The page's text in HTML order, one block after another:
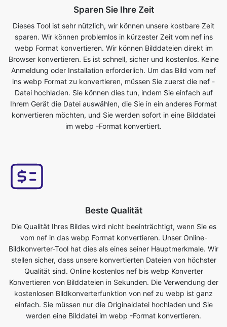
webp Format konvertieren. Wir können Bilddateien direkt im
Browser konvertieren. Es ist schnell, sicher und kostenlos. Keine
Anmeldung oder Installation erforderlich. Um das Bild vom nef
ins webp Format zu konvertieren, müssen Sie zuerst die nef -
Datei hochladen. Sie können dies tun, indem Sie einfach auf
Ihrem Gerät die Datei auswählen, die Sie in ein anderes Format
konvertieren möchten, und Sie werden sofort in eine Bilddatei
im webp -Format konvertiert.
Die Qualität Ihres Bildes wird nicht beeinträchtigt, wenn Sie es
Bildkonverter-Tool hat dies als eines seiner Hauptmerkmale. Wir
stellen sicher, dass unsere konvertierten Dateien von höchster
Qualität sind. Online kostenlos nef bis webp Konverter
Konvertieren von Bilddateien in Sekunden. Die Verwendung der
kostenlosen Bildkonverterfunktion von nef zu webp ist ganz
einfach. Sie müssen nur die Originaldatei hochladen und Sie
werden eine Bilddatei im webp -Format konvertieren.